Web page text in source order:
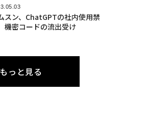
スン、ChatGPTの社内使用禁
密コードの流出受け
もっと見る